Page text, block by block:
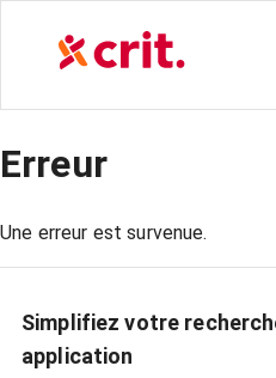
Erreur
Une erreur est survenue.
Simplifiez votre
application